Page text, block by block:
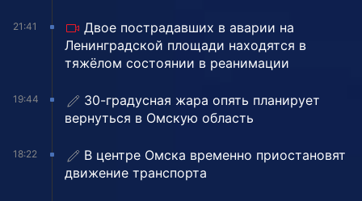
21:41
Двое пострадавших в аварии на
Ленинградской площади находятся в
тяжёлом состоянии в реанимации
19:44
30-градусная жара опять планирует
вернуться в Омскую область
18:22
В центре Омска временно приостановят
движение транспорта